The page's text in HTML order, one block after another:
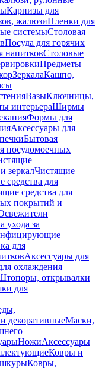
Карнизы для
жалюзиПленки для
системыСтоловая
Посуда для горячих
напитковСтоловые
Предметы
ЗеркалаКашпо,
ВазыКлючницы,
интерьераШирмы
Формы для
Аксессуары для
Бытовая
посудомоечных
зеркалЧистящие
средства для
средства для
покрытий и
ухода за
для
Аксессуары для
охлаждения
открывалки
для
декоративныеМаски,
НожиАксессуары
Ковры и
Ковры,